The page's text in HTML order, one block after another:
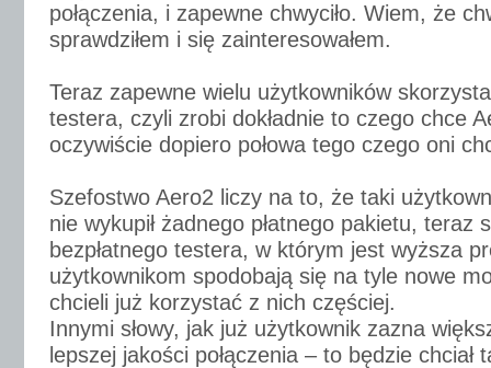
połączenia, i zapewne chwyciło. Wiem, że
sprawdziłem i się zainteresowałem.
Teraz zapewne wielu użytkowników
testera, czyli zrobi dokładnie to czego chce
oczywiście dopiero połowa tego czego oni
Szefostwo Aero2 liczy na to, że taki
nie wykupił żadnego płatnego pakietu, teraz
bezpłatnego testera, w którym jest wyższa
użytkownikom spodobają się na tyle nowe
chcieli już korzystać z nich częściej.
Innymi słowy, jak już użytkownik zazna
lepszej jakości połączenia – to będzie chciał